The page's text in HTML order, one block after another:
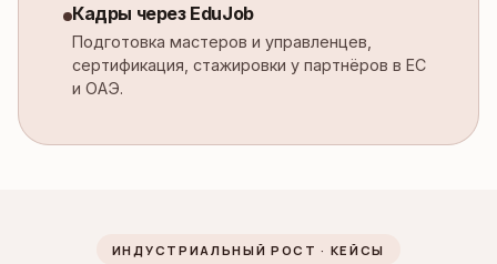
Кадры через EduJob
Подготовка мастеров и управленцев,
сертификация, стажировки у партнёров в ЕС
и ОАЭ.
ИНДУСТРИАЛЬНЫЙ РОСТ · КЕЙСЫ